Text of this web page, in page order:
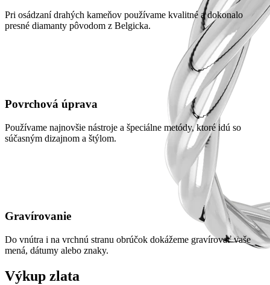
Pri osádzaní drahých kameňov používame kvalitné a dokonalo
presné diamanty pôvodom z Belgicka.
Povrchová úprava
Používame najnovšie nástroje a špeciálne metódy, ktoré idú so
súčasným dizajnom a štýlom.
Gravírovanie
Do vnútra i na vrchnú stranu obrúčok dokážeme gravírovať vaše
mená, dátumy alebo znaky.
Výkup zlata